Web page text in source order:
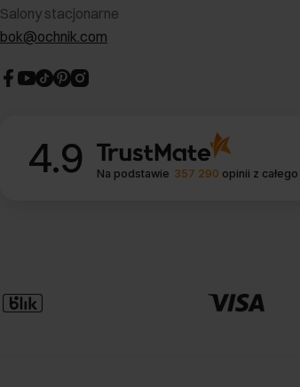
Salony stacjonarne
bok@ochnik.com
4.9 Na podstawie 357 290 opinii z